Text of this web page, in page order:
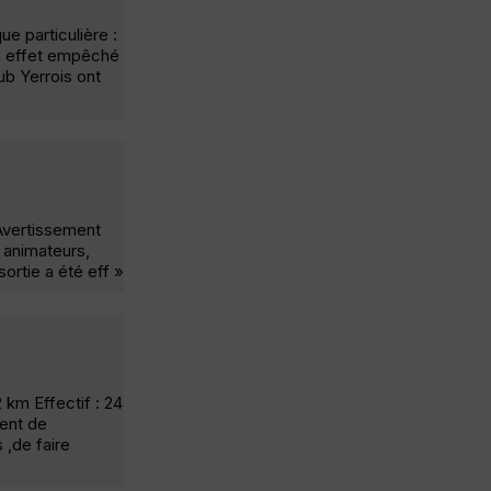
particulière :
effet empêché
Yerrois ont
a été eff »
km Effectif : 24
de
,de faire